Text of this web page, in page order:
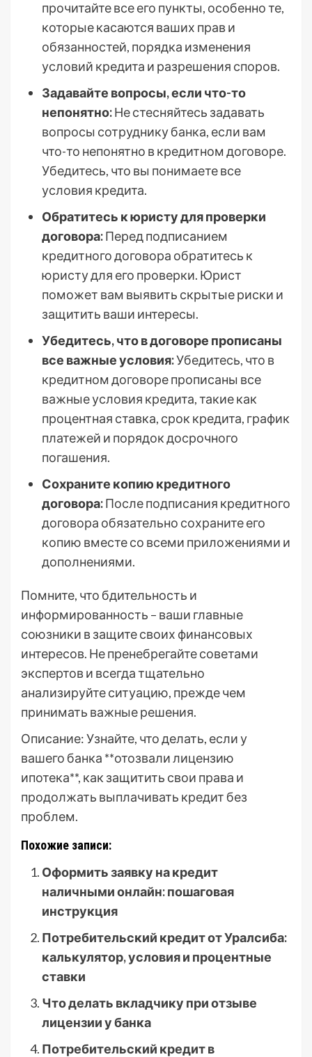
прочитайте все его пункты, особенно те,
которые касаются ваших прав и
обязанностей, порядка изменения
условий кредита и разрешения споров.
Задавайте вопросы, если что-то
непонятно:Не стесняйтесь задавать
вопросы сотруднику банка, если вам
что-то непонятно в кредитном договоре.
Убедитесь, что вы понимаете все
условия кредита.
Обратитесь к юристу для проверки
договора:Перед подписанием
кредитного договора обратитесь к
юристу для его проверки. Юрист
поможет вам выявить скрытые риски и
защитить ваши интересы.
Убедитесь, что в договоре прописаны
все важные условия:Убедитесь, что в
кредитном договоре прописаны все
важные условия кредита, такие как
процентная ставка, срок кредита, график
платежей и порядок досрочного
погашения.
Сохраните копию кредитного
договора:После подписания кредитного
договора обязательно сохраните его
копию вместе со всеми приложениями и
дополнениями.
Помните, что бдительность и
информированность – ваши главные
союзники в защите своих финансовых
интересов. Не пренебрегайте советами
экспертов и всегда тщательно
анализируйте ситуацию, прежде чем
принимать важные решения.
Описание: Узнайте, что делать, если у
вашего банка **отозвали лицензию
ипотека**, как защитить свои права и
продолжать выплачивать кредит без
проблем.
Похожие записи:
Оформить заявку на кредит
наличными онлайн: пошаговая
инструкция
Потребительский кредит от Уралсиба:
калькулятор, условия и процентные
ставки
Что делать вкладчику при отзыве
лицензии у банка
Потребительский кредит в